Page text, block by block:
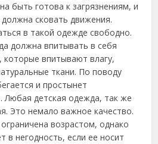
быть готова к загрязнениям, и
сковать движения.
в такой одежде свободно.
должна впитывать в себя
которые впитывают влагу,
ткани. По поводу
и простынет
Любая детская одежда, так же
Это немало важное качество.
возрастом, однако
в негодность, если ее носит